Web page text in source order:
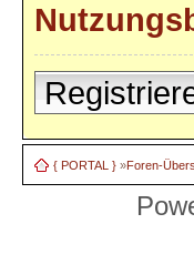
{ PORTAL } »Foren-